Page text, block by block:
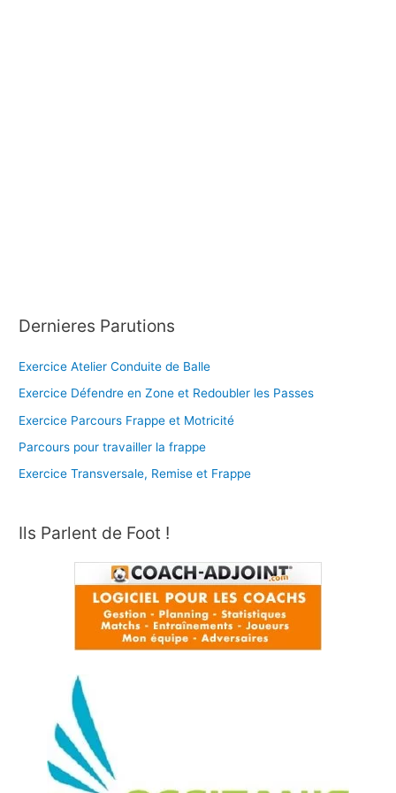
Dernieres Parutions
Exercice Atelier Conduite de Balle
Exercice Défendre en Zone et Redoubler les Passes
Exercice Parcours Frappe et Motricité
Parcours pour travailler la frappe
Exercice Transversale, Remise et Frappe
Ils Parlent de Foot !